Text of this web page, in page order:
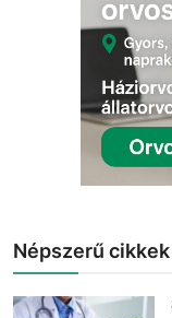
Népszerű cikkek